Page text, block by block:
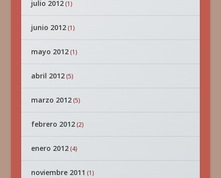
julio 2012(1)
junio 2012(1)
mayo 2012(1)
abril 2012(5)
marzo 2012(5)
febrero 2012(2)
enero 2012(4)
noviembre 2011 (1)